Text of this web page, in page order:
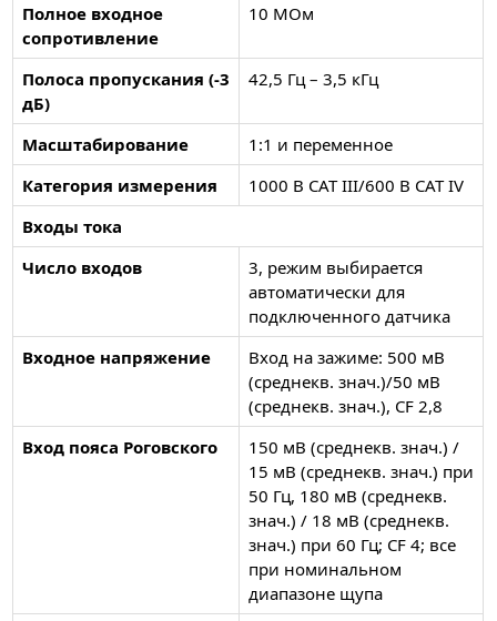
Полное входное
сопротивление
10 МОм
Полоса пропускания (-3
дБ)
42,5 Гц – 3,5 кГц
Масштабирование
1:1 и переменное
Категория измерения
1000 В CAT III/600 В CAT IV
Входы тока
Число входов
3, режим выбирается
автоматически для
подключенного датчика
Входное напряжение
Вход на зажиме: 500 мВ
(среднекв. знач.)/50 мВ
(среднекв. знач.), CF 2,8
Вход пояса Роговского
150 мВ (среднекв. знач.) /
15 мВ (среднекв. знач.) при
50 Гц, 180 мВ (среднекв.
знач.) / 18 мВ (среднекв.
знач.) при 60 Гц; CF 4; все
при номинальном
диапазоне щупа